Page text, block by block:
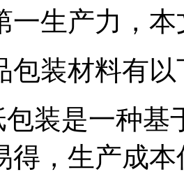
一生产力，
包装材料有
包装是一种
得，生产成